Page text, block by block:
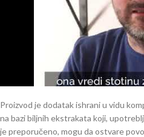
Proizvod je dodatak ishrani u vidu
na bazi biljnih ekstrakata koji,
je preporučeno, mogu da ostvare